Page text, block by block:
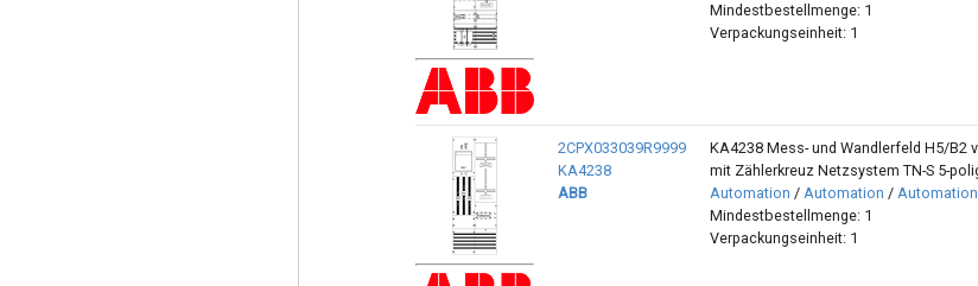
Mindestbestellmenge: 1
Verpackungseinheit: 1
2CPX033039R9999
KA4238
ABB
KA4238 Mess- und Wandlerfeld H5/B2
mit Zählerkreuz Netzsystem TN-S 5-
Automation / Automation / Automation
Mindestbestellmenge: 1
Verpackungseinheit: 1